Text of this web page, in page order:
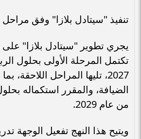
تنفيذ "سيتادل بلازا" وفق
يجري تطوير "سيتادل بلازا"
تكتمل المرحلة الأولى بحلول
2027، تليها المراحل
الضيافة، والمقرر استكماله
من عام 2029.
ويتيح هذا النهج تفعيل الوجهة